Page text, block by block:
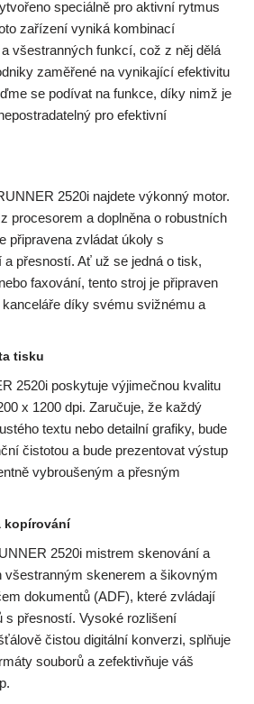
speciálně pro aktivní rytmus
zařízení vyniká kombinací
všestranných funkcí, což z něj dělá
zaměřené na vynikající efektivitu
se podívat na funkce, díky nimž je
pro efektivní
2520i najdete výkonný motor.
procesorem a doplněna o robustních
připravena zvládat úkoly s
a přesností. Ať už se jedná o tisk,
faxování, tento stroj je připraven
díky svému svižnému a
tisku
2520i poskytuje výjimečnou kvalitu
x 1200 dpi. Zaručuje, že každý
textu nebo detailní grafiky, bude
čistotou a bude prezentovat výstup
vybroušeným a přesným
kopírování
2520i mistrem skenování a
všestranným skenerem a šikovným
dokumentů (ADF), které zvládají
s přesností. Vysoké rozlišení
čistou digitální konverzi, splňuje
souborů a zefektivňuje váš